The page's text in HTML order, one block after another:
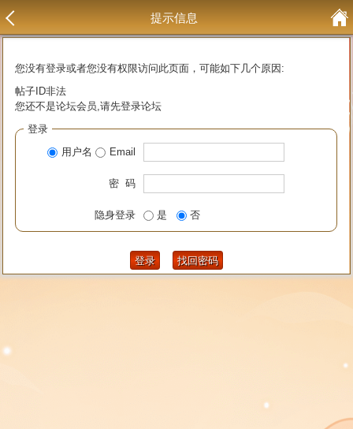
提示信息
您没有登录或者您没有权限访问此页面，可能如下几个原因:
帖子ID非法
您还不是论坛会员,请先登录论坛
登录
用户名
Email
密 码
隐身登录 是 否